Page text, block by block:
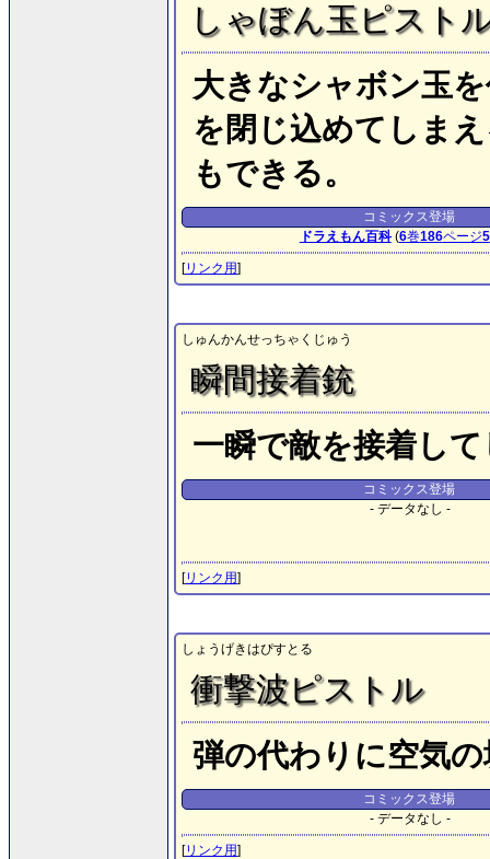
しゃぼん玉ピスト
大きなシャボン玉
を閉じ込めてしま
もできる。
コミックス登場
ドラえもん百科(6巻186ページ5
[リンク用]
しゅんかんせっちゃくじゅう
瞬間接着銃
一瞬で敵を接着し
コミックス登場
- データなし -
[リンク用]
しょうげきはぴすとる
衝撃波ピストル
弾の代わりに空気
コミックス登場
- データなし -
[リンク用]